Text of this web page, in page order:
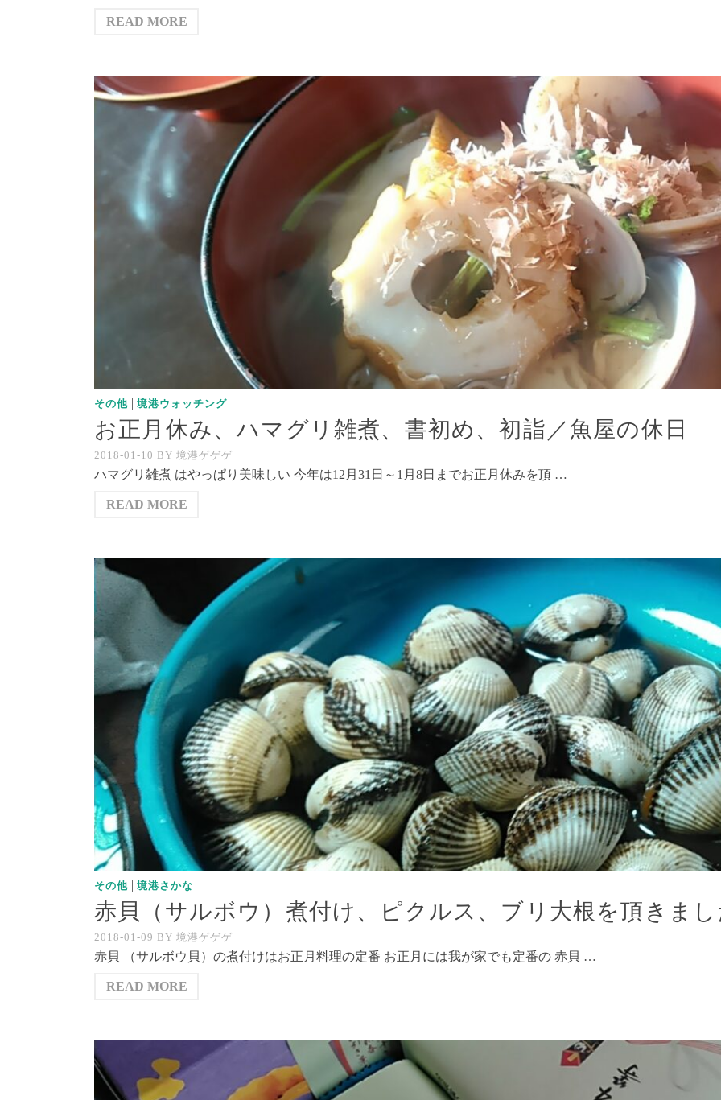
READ MORE
その他 | 境港ウォッチング
お正月休み、ハマグリ雑煮、書初め、初詣／魚屋の休日
2018-01-10 BY 境港ゲゲゲ
ハマグリ雑煮 はやっぱり美味しい 今年は12月31日～1月8日までお正月休みを頂 …
READ MORE
その他 | 境港さかな
赤貝（サルボウ）煮付け、ピクルス、ブリ大根を頂きま
2018-01-09 BY 境港ゲゲゲ
赤貝 （サルボウ貝）の煮付けはお正月料理の定番 お正月には我が家でも定番の 赤貝 …
READ MORE